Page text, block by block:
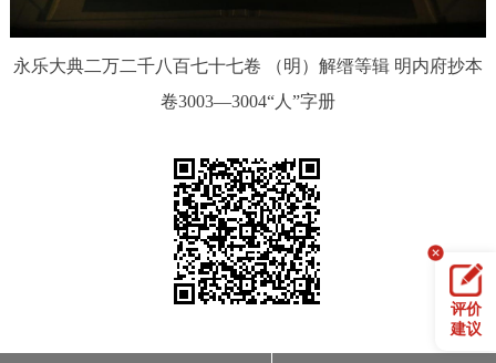
永乐大典二万二千八百七十七卷 （明）解缙等辑 明内府抄本
卷3003—3004“人”字册
评价
建议